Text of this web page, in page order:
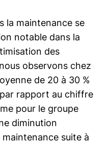
la maintenance se
notable dans la
des
observons chez
de 20 à 30 %
rapport au chiffre
pour le groupe
diminution
suite à